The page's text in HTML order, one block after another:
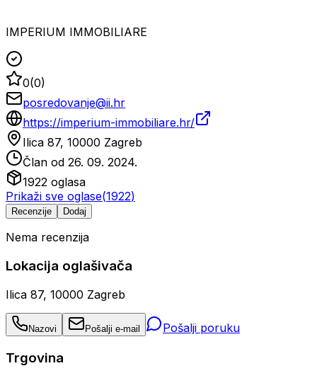
IMPERIUM IMMOBILIARE
0(0)
posredovanje@ii.hr
https://imperium-immobiliare.hr/
Ilica 87, 10000 Zagreb
Član od 26. 09. 2024.
1922 oglasa
Prikaži sve oglase(1922)
Recenzije Dodaj
Nema recenzija
Lokacija oglašivača
Ilica 87, 10000 Zagreb
Nazovi Pošalji e-mail Pošalji poruku
Trgovina